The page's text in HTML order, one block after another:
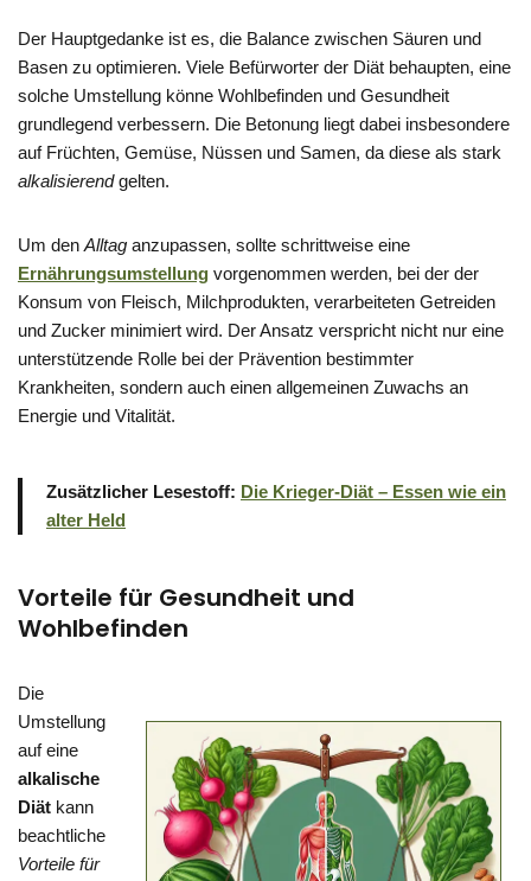
Der Hauptgedanke ist es, die Balance zwischen Säuren und
Basen zu optimieren. Viele Befürworter der Diät behaupten, eine
solche Umstellung könne Wohlbefinden und Gesundheit
grundlegend verbessern. Die Betonung liegt dabei insbesondere
auf Früchten, Gemüse, Nüssen und Samen, da diese als stark
alkalisierendgelten.
Um den Alltag anzupassen, sollte schrittweise eine
Ernährungsumstellung vorgenommen werden, bei der der
Konsum von Fleisch, Milchprodukten, verarbeiteten Getreiden
und Zucker minimiert wird. Der Ansatz verspricht nicht nur eine
unterstützende Rolle bei der Prävention bestimmter
Krankheiten, sondern auch einen allgemeinen Zuwachs an
Energie und Vitalität.
Zusätzlicher Lesestoff: Die Krieger-Diät – Essen wie ein
alter Held
Vorteile für Gesundheit und
Wohlbefinden
Die
Umstellung
auf eine
alkalische
Diät kann
beachtliche
Vorteile für